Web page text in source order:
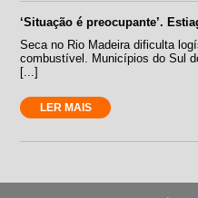
‘Situação é preocupante’.
Seca no Rio Madeira dificulta
combustível. Municípios do Sul
[...]
LER MAIS